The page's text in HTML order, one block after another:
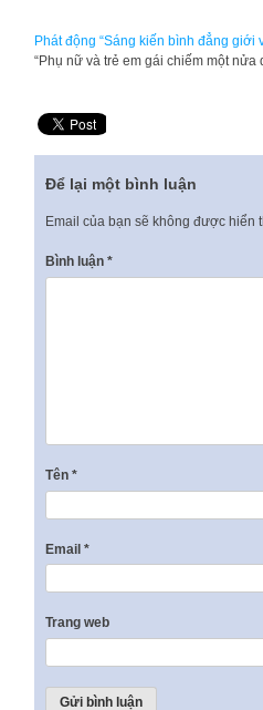
Phát động “Sáng kiến bình đẳng giới
“Phụ nữ và trẻ em gái chiếm một
Để lại một bình luận
Email của bạn sẽ không được hiển
Bình luận *
Tên *
Email *
Trang web